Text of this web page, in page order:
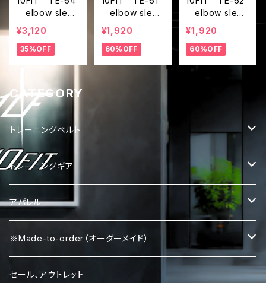
elbow sleev
e エルボース
リーブ トレー
ニング 筋ト
¥3,120
35%OFF
elbow sleev
e エルボース
リーブ トレー
ニング 筋ト
¥1,920
60%OFF
elbow sleev
e エルボース
リーブ トレー
ニング 筋ト
¥1,920
60%OFF
CATEGORY
トレーニングベルト
レバーベルト
パワーベルト
トレーニングギア
パワーグリップ
エルボースリーブ
ニースリーブ
アパレル
タンクトップ
Ｔシャツ
※Made-to-order（オーダーメイド）
Tシャツ
セール、アウトレット